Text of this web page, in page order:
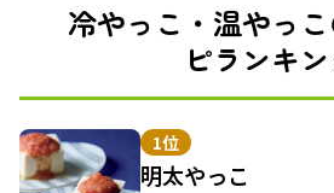
冷やっこ・温やっ
ピランキ
1位
明太やっこ